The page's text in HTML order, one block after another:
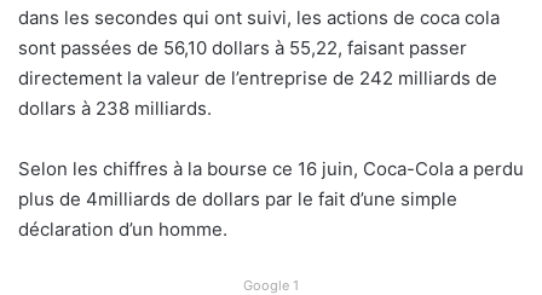
dans les secondes qui ont suivi, les actions de coca cola
sont passées de 56,10 dollars à 55,22, faisant passer
directement la valeur de l’entreprise de 242 milliards de
dollars à 238 milliards.
Selon les chiffres à la bourse ce 16 juin, Coca-Cola a perdu
plus de 4milliards de dollars par le fait d’une simple
déclaration d’un homme.
Google 1